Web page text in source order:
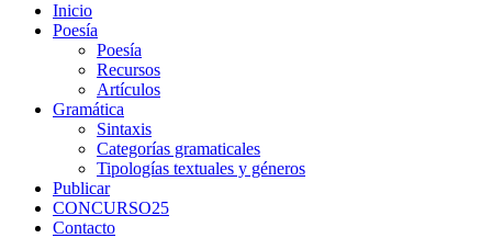
Inicio
Poesía
Poesía
Recursos
Artículos
Gramática
Sintaxis
Categorías gramaticales
Tipologías textuales y géneros
Publicar
CONCURSO25
Contacto